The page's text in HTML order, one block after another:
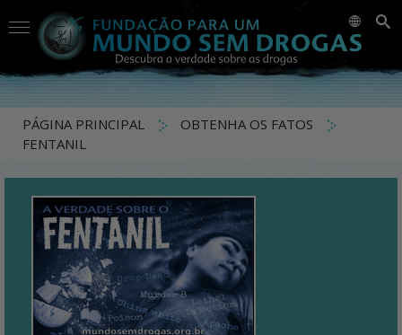
PÁGINA PRINCIPAL
OBTENHA OS FATOS
FENTANIL